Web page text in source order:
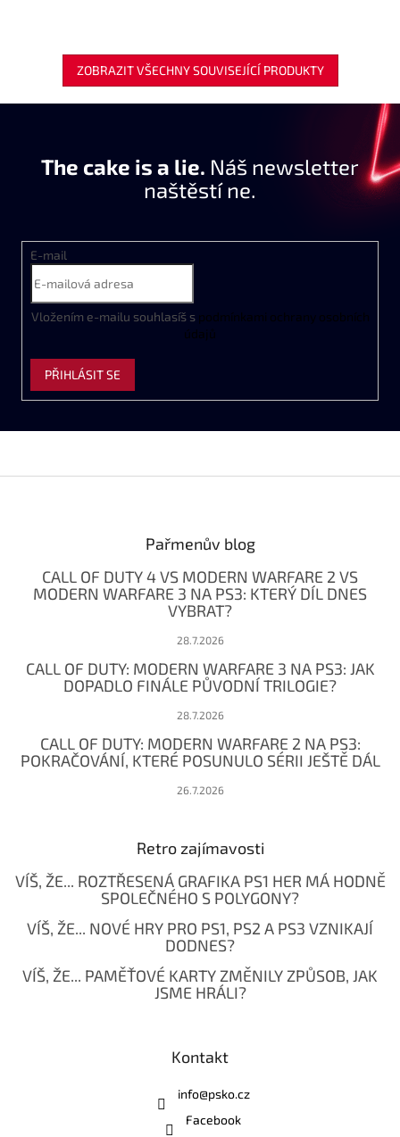
ZOBRAZIT VŠECHNY SOUVISEJÍCÍ PRODUKTY
The cake is a lie. Náš newsletter
naštěstí ne.
E-mail
Vložením e-mailu souhlasíš s podmínkami ochrany osobních
údajů
PŘIHLÁSIT SE
Pařmenův blog
CALL OF DUTY 4 VS MODERN WARFARE 2 VS
MODERN WARFARE 3 NA PS3: KTERÝ DÍL DNES
VYBRAT?
28.7.2026
CALL OF DUTY: MODERN WARFARE 3 NA PS3: JAK
DOPADLO FINÁLE PŮVODNÍ TRILOGIE?
28.7.2026
CALL OF DUTY: MODERN WARFARE 2 NA PS3:
POKRAČOVÁNÍ, KTERÉ POSUNULO SÉRII JEŠTĚ DÁL
26.7.2026
Retro zajímavosti
VÍŠ, ŽE... ROZTŘESENÁ GRAFIKA PS1 HER MÁ HODNĚ
SPOLEČNÉHO S POLYGONY?
VÍŠ, ŽE... NOVÉ HRY PRO PS1, PS2 A PS3 VZNIKAJÍ
DODNES?
VÍŠ, ŽE... PAMĚŤOVÉ KARTY ZMĚNILY ZPŮSOB, JAK
JSME HRÁLI?
Kontakt
info@psko.cz
Facebook